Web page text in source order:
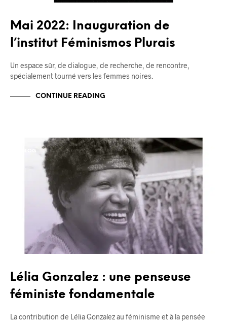
Mai 2022: Inauguration de
l’institut Féminismos Plurais
Un espace sûr, de dialogue, de recherche, de rencontre,
spécialement tourné vers les femmes noires.
CONTINUE READING
Lélia Gonzalez : une penseuse
féministe fondamentale
La contribution de Lélia Gonzalez au féminisme et à la pensée